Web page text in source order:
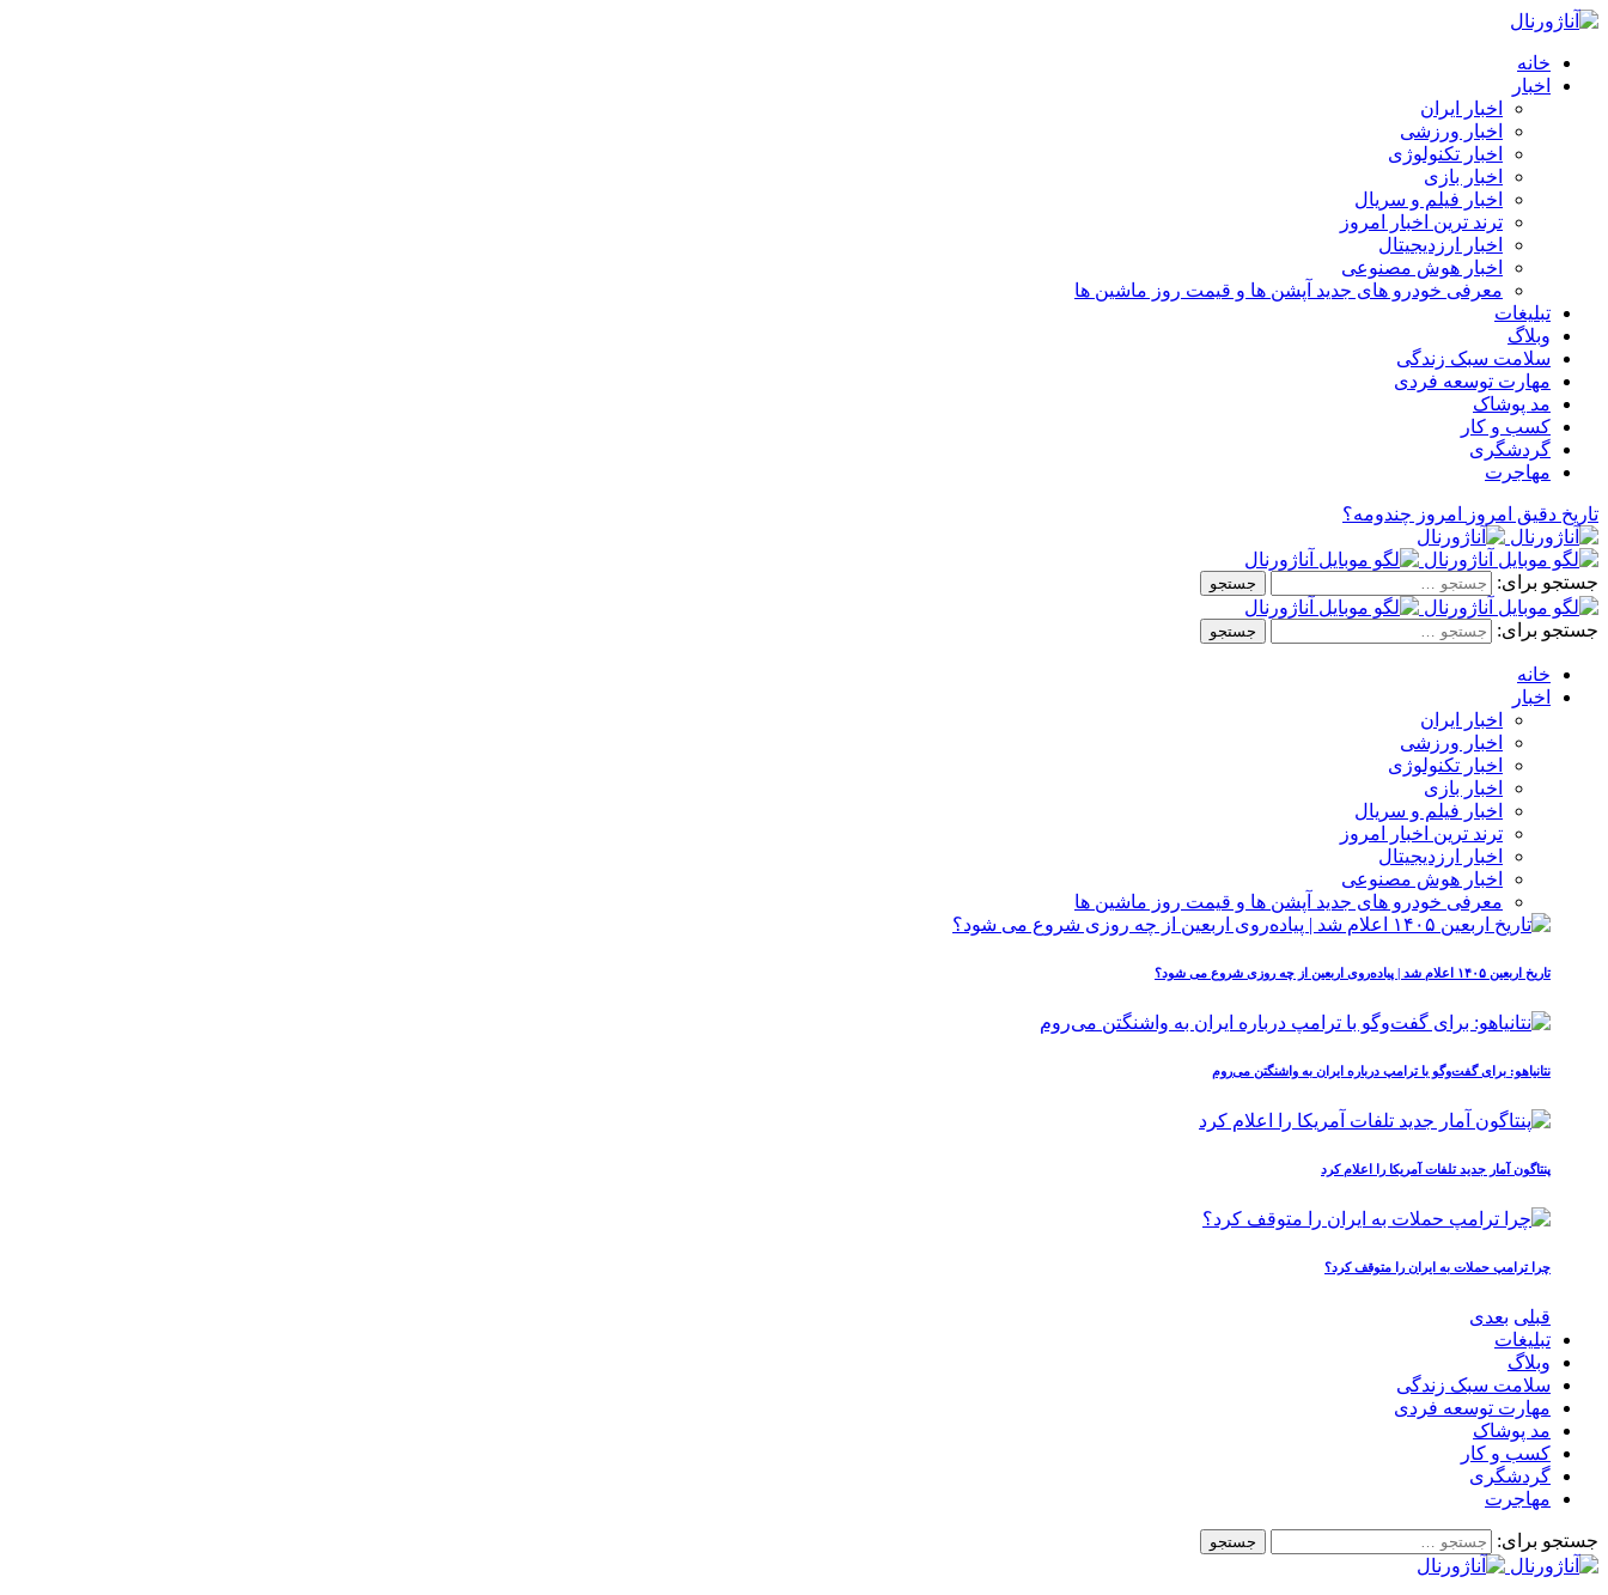
خانه
اخبار
اخبار ایران
اخبار ورزشی
اخبار تکنولوژی
اخبار بازی
اخبار فیلم و سریال
ترند ترین اخبار امروز
اخبار ارزدیجیتال
اخبار هوش مصنوعی
معرفی خودرو های جدید آپشن‌ ها و قیمت روز ماشین‌ ها
تبلیغات
وبلاگ
سلامت سبک زندگی
مهارت توسعه فردی
مد پوشاک
کسب و کار
گردشگری
مهاجرت
تاریخ دقیق امروز امروز چندومه؟
جستجو برای:
جستجو برای:
خانه
اخبار
اخبار ایران
اخبار ورزشی
اخبار تکنولوژی
اخبار بازی
اخبار فیلم و سریال
ترند ترین اخبار امروز
اخبار ارزدیجیتال
اخبار هوش مصنوعی
معرفی خودرو های جدید آپشن‌ ها و قیمت روز ماشین‌ ها
تاریخ اربعین ۱۴۰۵ اعلام شد | پیاده‌روی اربعین از چه روزی شروع می‌ شود؟
نتانیاهو: برای گفت‌وگو با ترامپ درباره ایران به واشنگتن می‌روم
پنتاگون آمار جدید تلفات آمریکا را اعلام کرد
چرا ترامپ حملات به ایران را متوقف کرد؟
قبلی بعدی
تبلیغات
وبلاگ
سلامت سبک زندگی
مهارت توسعه فردی
مد پوشاک
کسب و کار
گردشگری
مهاجرت
جستجو برای: